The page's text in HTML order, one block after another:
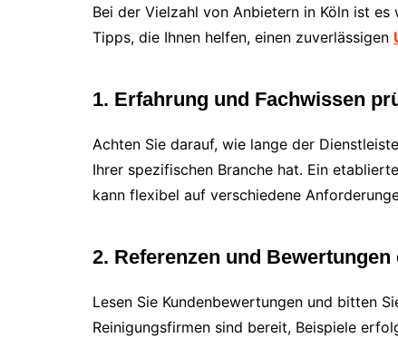
Bei der Vielzahl von Anbietern in Köln ist
Tipps, die Ihnen helfen, einen zuverlässigen
1. Erfahrung und Fachwissen
Achten Sie darauf, wie lange der
Ihrer spezifischen Branche hat. Ein
kann flexibel auf verschiedene
2. Referenzen und Bewertungen
Lesen Sie Kundenbewertungen und bitten
Reinigungsfirmen sind bereit, Beispiele